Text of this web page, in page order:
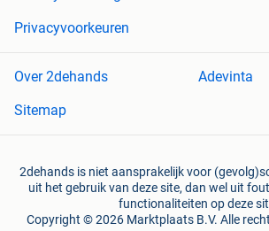
Privacyvoorkeuren
Over 2dehands
Adevinta
Sitemap
2dehands is niet aansprakelijk voor
uit het gebruik van deze site, dan wel uit
functionaliteiten op deze
Copyright © 2026 Marktplaats B.V. Alle